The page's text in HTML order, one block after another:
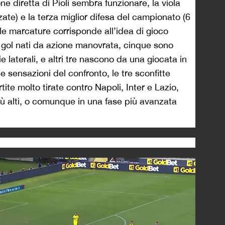
diretta di Pioli sembra funzionare, la viola
e la terza miglior difesa del campionato (6
marcature corrisponde all’idea di gioco
nati da azione manovrata, cinque sono
laterali, e altri tre nascono da una giocata in
sensazioni del confronto, le tre sconfitte
molto tirate contro Napoli, Inter e Lazio,
alti, o comunque in una fase più avanzata